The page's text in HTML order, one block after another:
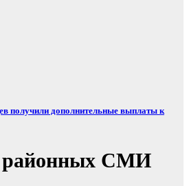
получили дополнительные выплаты к